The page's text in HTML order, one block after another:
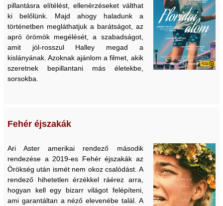
pillantásra elítélést, ellenérzéseket válthat
ki belőlünk. Majd ahogy haladunk a
történetben megláthatjuk a barátságot, az
apró örömök megélését, a szabadságot,
amit jól-rosszul Halley megad a
kislányának. Azoknak ajánlom a filmet, akik
szeretnek bepillantani más életekbe,
sorsokba.
Fehér éjszakák
Ari Aster amerikai rendező második
rendezése a 2019-es Fehér éjszakák az
Örökség után ismét nem okoz csalódást. A
rendező hihetetlen érzékkel ráérez arra,
hogyan kell egy bizarr világot felépíteni,
ami garantáltan a néző elevenébe talál. A